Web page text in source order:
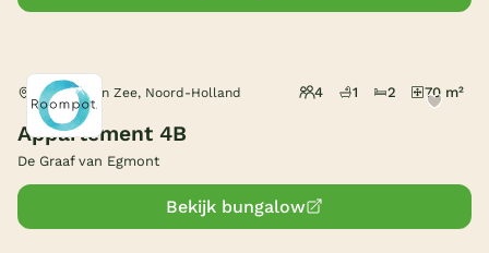
Blog
Egmond aan Zee, Noord-Holland 4 1 2 70 m²
Appartement 4B
De Graaf van Egmont
Bekijk bungalow